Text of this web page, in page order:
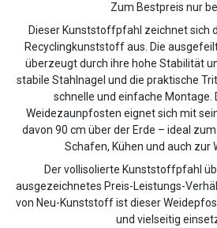
Zum Bestpreis nur
Dieser Kunststoffpfahl zeichnet sich
Recyclingkunststoff aus. Die
überzeugt durch ihre hohe Stabilität
stabile Stahlnagel und die praktische
schnelle und einfache Montage.
Weidezaunpfosten eignet sich mit
davon 90 cm über der Erde – ideal
Schafen, Kühen und auch zur
Der vollisolierte Kunststoffpfahl
ausgezeichnetes Preis-Leistungs-
von Neu-Kunststoff ist dieser
und vielseitig